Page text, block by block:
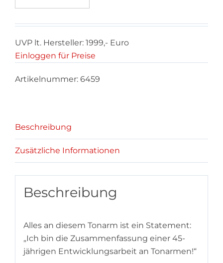
UVP lt. Hersteller: 1999,- Euro
Einloggen für Preise
Artikelnummer: 6459
Beschreibung
Zusätzliche Informationen
Beschreibung
Alles an diesem Tonarm ist ein Statement:
„Ich bin die Zusammenfassung einer 45-
jährigen Entwicklungsarbeit an Tonarmen!“